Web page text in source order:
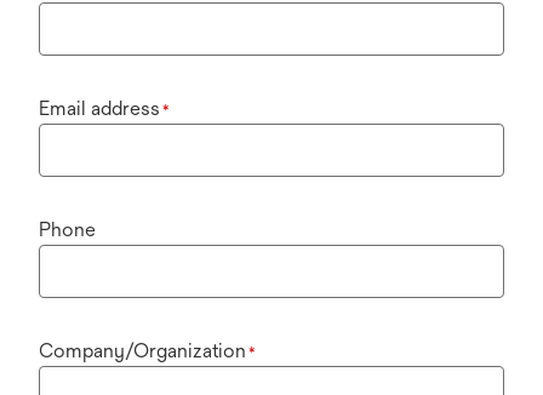
Email address *
Phone
Company/Organization *